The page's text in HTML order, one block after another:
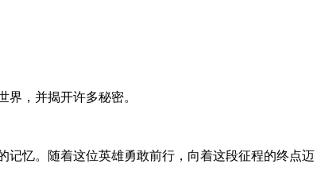
，并揭开许多秘密。
记忆。随着这位英雄勇敢前行，向着这段征程的终点迈